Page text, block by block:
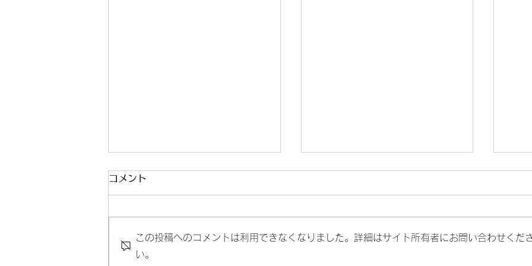
休館日のお知らせ
釜石OWS
進
コメント
この投稿へのコメントは利用できなくなりました。詳細はサイト所有者にお問い合わせくだ
い。